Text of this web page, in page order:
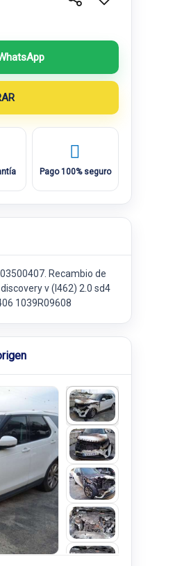
Pago 100% seguro
Recambio de
v (l462) 2.0 sd4
1039R09608